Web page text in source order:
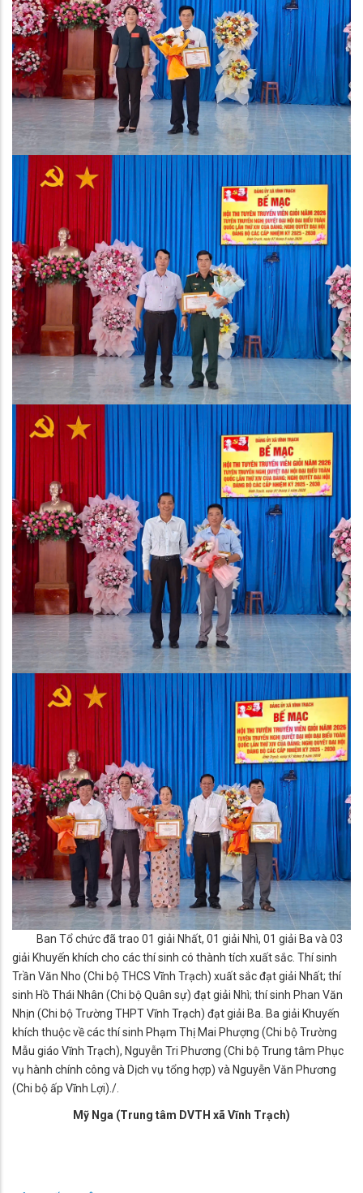
Ban Tổ chức đã trao 01 giải Nhất, 01 giải Nhì, 01 giải Ba và 03
giải Khuyến khích cho các thí sinh có thành tích xuất sắc. Thí sinh
Trần Văn Nho (Chi bộ THCS Vĩnh Trạch) xuất sắc đạt giải Nhất; thí
sinh Hồ Thái Nhân (Chi bộ Quân sự) đạt giải Nhì; thí sinh Phan Văn
Nhịn (Chi bộ Trường THPT Vĩnh Trạch) đạt giải Ba. Ba giải Khuyến
khích thuộc về các thí sinh Phạm Thị Mai Phượng (Chi bộ Trường
Mẫu giáo Vĩnh Trạch), Nguyễn Tri Phương (Chi bộ Trung tâm Phục
vụ hành chính công và Dịch vụ tổng hợp) và Nguyễn Văn Phương
(Chi bộ ấp Vĩnh Lợi)./.
Mỹ Nga (Trung tâm DVTH xã Vĩnh Trạch)